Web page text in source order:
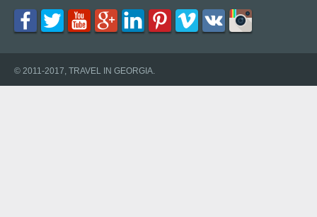
© 2011-2017, TRAVEL IN GEORGIA.